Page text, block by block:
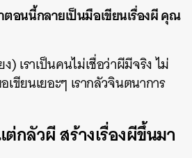
ตอนนี้กลายเป็นมือเขียนเรื่องผี คุณ
) เราเป็นคนไม่เชื่อว่าผีมีจริง ไม่
ขียนเยอะๆ เรากลัวจินตนาการ
กลัวผี สร้างเรื่องผีขึ้นมา